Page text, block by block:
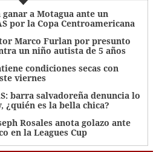
a Motagua ante un
por la Copa Centroamericana
Marco Furlan por presunto
un niño autista de 5 años
condiciones secas con
viernes
barra salvadoreña denuncia lo
¿quién es la bella chica?
Rosales anota golazo ante
en la Leagues Cup